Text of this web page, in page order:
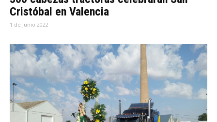
Cristóbal en Valencia
1 de junio 2022